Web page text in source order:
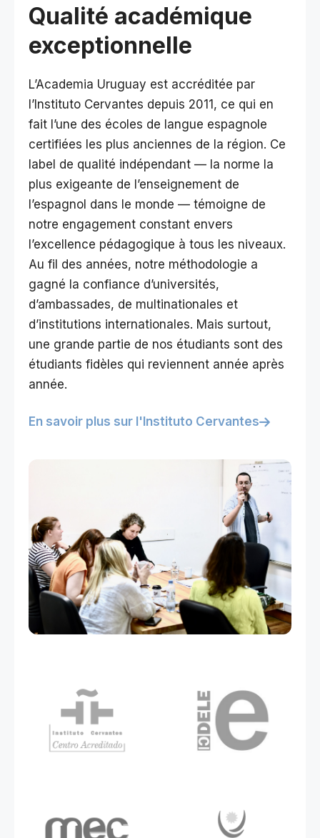
Qualité académique
exceptionnelle
L’Academia Uruguay est accréditée par
l’Instituto Cervantes depuis 2011, ce qui en
fait l’une des écoles de langue espagnole
certifiées les plus anciennes de la région. Ce
label de qualité indépendant — la norme la
plus exigeante de l’enseignement de
l’espagnol dans le monde — témoigne de
notre engagement constant envers
l’excellence pédagogique à tous les niveaux.
Au fil des années, notre méthodologie a
gagné la confiance d’universités,
d’ambassades, de multinationales et
d’institutions internationales. Mais surtout,
une grande partie de nos étudiants sont des
étudiants fidèles qui reviennent année après
année.
En savoir plus sur l'Instituto Cervantes